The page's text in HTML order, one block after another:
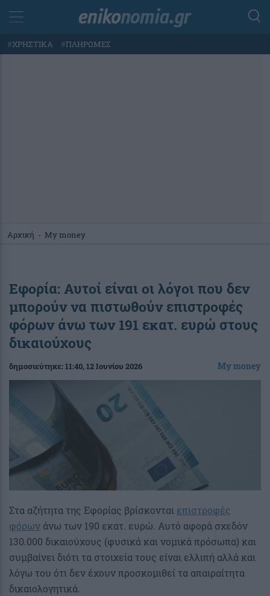
#ΧΡΗΣΤΙΚΑ #ΠΛΗΡΩΜΕΣ
Αρχική - My money
Εφορία: Αυτοί είναι οι λόγοι που δεν
μπορούν να πιστωθούν επιστροφές
φόρων άνω των 191 εκατ. ευρώ στους
δικαιούχους
δημοσιεύτηκε:11:40, 12 Ιουνίου 2026 My money
Στα αζήτητα της Εφορίας βρίσκονται επιστροφές
φόρων άνω των 190 εκατ. ευρώ. Αυτό αφορά σχεδόν
130.000 δικαιούχους (φυσικά και νομικά πρόσωπα) και
συμβαίνει διότι τα στοιχεία τους είναι ελλιπή αλλά και
λόγω του ότι δεν έχουν προσκομιθεί τα απαιραίτητα
δικαιολογητικά.